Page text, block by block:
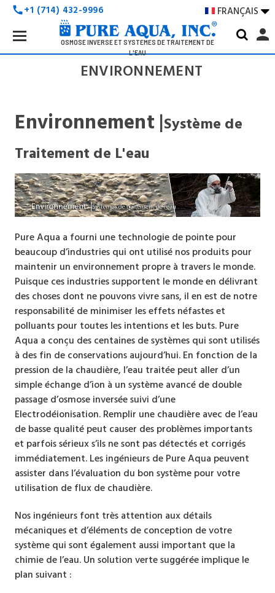
call+1 (714) 432-9996 FRANÇAIS 
OSMOSE INVERSE ET SYSTÈMES DE TRAITEMENT DE
L'EAU
Search
Keyword:
person
ENVIRONNEMENT
Environnement|Système de
Traitement de L'eau
Pure Aqua a fourni une technologie de pointe pour
beaucoup d’industries qui ont utilisé nos produits pour
maintenir un environnement propre à travers le monde.
Puisque ces industries supportent le monde en délivrant
des choses dont ne pouvons vivre sans, il en est de notre
responsabilité de minimiser les effets néfastes et
polluants pour toutes les intentions et les buts. Pure
Aqua a conçu des centaines de systèmes qui sont utilisés
à des fin de conservations aujourd’hui. En fonction de la
pression de la chaudière, l’eau traitée peut aller d’un
simple échange d’ion à un système avancé de double
passage d’osmose inversée suivi d’une
Electrodéionisation. Remplir une chaudière avec de l’eau
de basse qualité peut causer des problèmes importants
et parfois sérieux s’ils ne sont pas détectés et corrigés
immédiatement. Les ingénieurs de Pure Aqua peuvent
assister dans l’évaluation du bon système pour votre
utilisation de flux de chaudière.
Nos ingénieurs font très attention aux détails
mécaniques et d’éléments de conception de votre
système qui sont également aussi important que la
chimie de l’eau. Un solution verte suggérée implique le
plan suivant :